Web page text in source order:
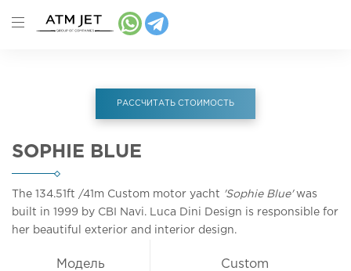
РАССЧИТАТЬ СТОИМОСТЬ
SOPHIE BLUE
The 134.51ft /41m Custom motor yacht 'Sophie Blue'was
built in 1999 by CBI Navi. Luca Dini Design is responsible for
her beautiful exterior and interior design.
Модель Custom